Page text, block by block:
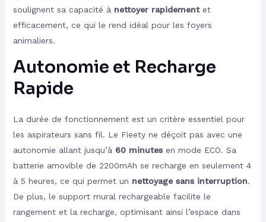
soulignent sa capacité à nettoyer rapidementet
efficacement, ce qui le rend idéal pour les foyers
animaliers.
Autonomie et Recharge
Rapide
La durée de fonctionnement est un critère essentiel pour
les aspirateurs sans fil. Le Fieety ne déçoit pas avec une
autonomie allant jusqu’à 60 minutesen mode ECO. Sa
batterie amovible de 2200mAh se recharge en seulement 4
à 5 heures, ce qui permet un nettoyage sans interruption.
De plus, le support mural rechargeable facilite le
rangement et la recharge, optimisant ainsi l’espace dans